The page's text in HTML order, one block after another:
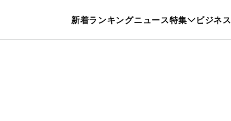
新着ランキングニュース特集 ビジネス
暮らし スポーツ ヘルスケア 美容